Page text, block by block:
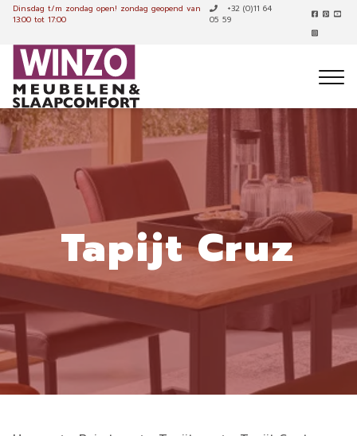
Dinsdag t/m zondag open! zondag geopend van
13:00 tot 17:00
+32 (0)11 64
05 59
Tapijt Cruz